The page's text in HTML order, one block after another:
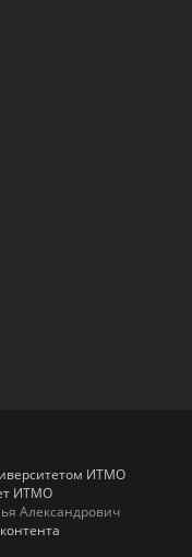
ИТМО
ИТМО
Александрович